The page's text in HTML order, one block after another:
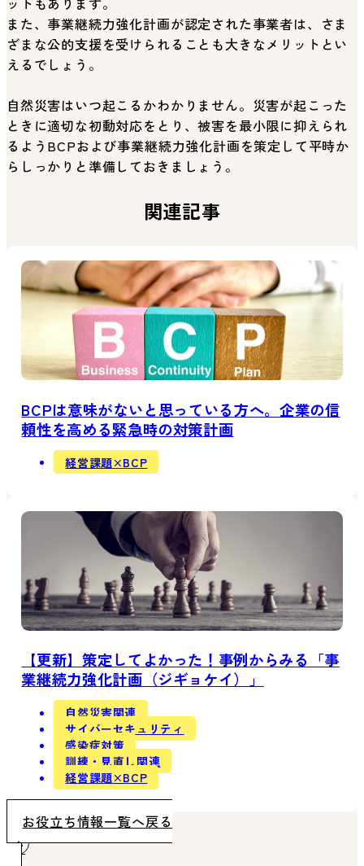
また、事業継続力強化計画が認定された事業者は、さま
ざまな公的支援を受けられることも大きなメリットとい
えるでしょう。
自然災害はいつ起こるかわかりません。災害が起こった
ときに適切な初動対応をとり、被害を最小限に抑えられ
るようBCPおよび事業継続力強化計画を策定して平時か
らしっかりと準備しておきましょう。
関連記事
BCPは意味がないと思っている方へ。企業の信
頼性を高める緊急時の対策計画
経営課題×BCP
【更新】策定してよかった！事例からみる「事
業継続力強化計画（ジギョケイ）」
自然災害関連
サイバーセキュリティ
感染症対策
訓練・見直し関連
経営課題×BCP
お役立ち情報一覧へ戻る